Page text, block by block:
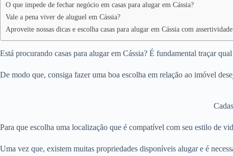
O que impede de fechar negócio em casas para alugar em Cássia?
Vale a pena viver de aluguel em Cássia?
Aproveite nossas dicas e escolha casas para alugar em Cássia com assertividade
Está procurando casas para alugar em Cássia? É fundamental traçar
De modo que, consiga fazer uma boa escolha em relação ao imóvel
Para que escolha uma localização que é compatível com seu estilo de
Uma vez que, existem muitas propriedades disponíveis alugar e é